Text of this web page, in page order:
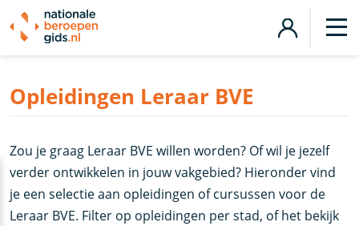
Opleidingen Leraar BVE
Zou je graag Leraar BVE willen worden? Of wil je jezelf
verder ontwikkelen in jouw vakgebied? Hieronder vind
je een selectie aan opleidingen of cursussen voor de
Leraar BVE. Filter op opleidingen per stad, of het bekijk